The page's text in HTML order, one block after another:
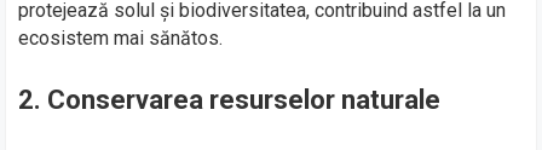
protejează solul și biodiversitatea, contribuind astfel la un
ecosistem mai sănătos.
2. Conservarea resurselor naturale